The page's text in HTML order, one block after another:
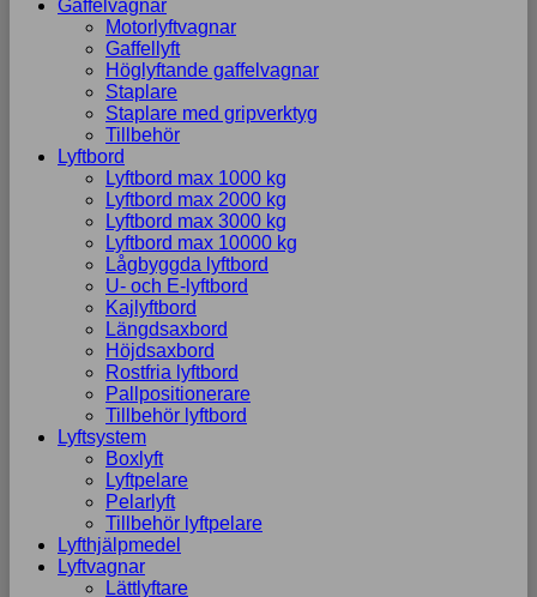
Gaffelvagnar
Motorlyftvagnar
Gaffellyft
Höglyftande gaffelvagnar
Staplare
Staplare med gripverktyg
Tillbehör
Lyftbord
Lyftbord max 1000 kg
Lyftbord max 2000 kg
Lyftbord max 3000 kg
Lyftbord max 10000 kg
Lågbyggda lyftbord
U- och E-lyftbord
Kajlyftbord
Längdsaxbord
Höjdsaxbord
Rostfria lyftbord
Pallpositionerare
Tillbehör lyftbord
Lyftsystem
Boxlyft
Lyftpelare
Pelarlyft
Tillbehör lyftpelare
Lyfthjälpmedel
Lyftvagnar
Lättlyftare